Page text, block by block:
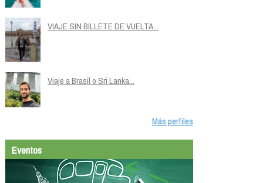
VIAJE SIN BILLETE DE VUELTA...
Viaje a Brasil o Sri Lanka...
Más perfiles
Eventos